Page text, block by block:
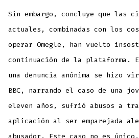
Sin embargo, concluye que las
actuales, combinadas con los
operar Omegle, han vuelto
continuación de la plataforma.
una denuncia anónima se hizo
BBC, narrando el caso de una
eleven años, sufrió abusos a
aplicación al ser emparejada
abusador. Este caso no es único,